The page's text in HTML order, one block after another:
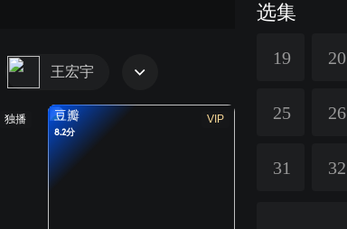
选集
19 20
25 26
31 32
王宏宇
独播 VIP
豆瓣
8.2分